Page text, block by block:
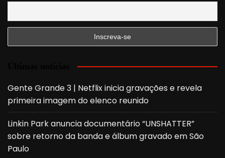
Gente Grande 3 | Netflix inicia gravações e revela
primeira imagem do elenco reunido
Linkin Park anuncia documentário “UNSHATTER”
sobre retorno da banda e álbum gravado em São
Paulo